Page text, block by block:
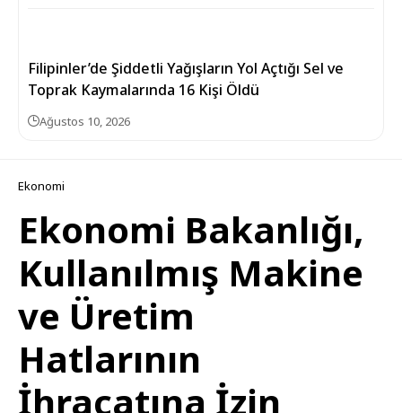
Filipinler’de Şiddetli Yağışların Yol Açtığı Sel ve
Toprak Kaymalarında 16 Kişi Öldü
Ağustos 10, 2026
Ekonomi
Ekonomi Bakanlığı,
Kullanılmış Makine
ve Üretim
Hatlarının
İhracatına İzin